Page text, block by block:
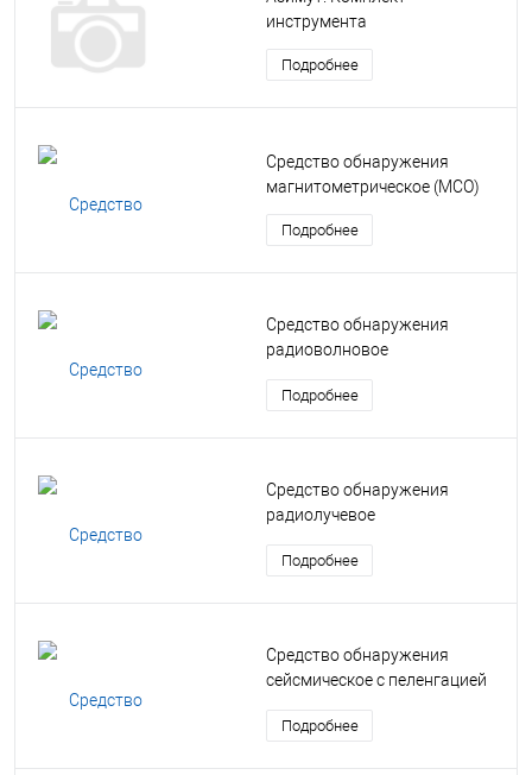
инструмента
Подробнее
Средство обнаружения
магнитометрическое (МСО)
Подробнее
Средство обнаружения
радиоволновое
Подробнее
Средство обнаружения
радиолучевое
Подробнее
Средство обнаружения
сейсмическое с пеленгацией
Подробнее